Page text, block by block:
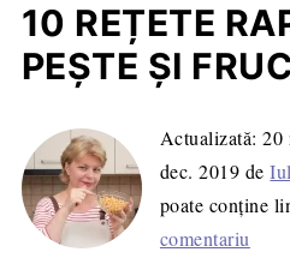
10 REȚETE
PEȘTE ȘI
Actualizată:20
dec. 2019 de
poate conține
comentariu